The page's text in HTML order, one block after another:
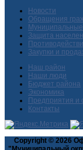
Новости
Обращения
Муниципальные
Защита
Закупки и
Наш район
Наши люди
Бюджет района
Экономика
Предприятия и
Контакты
Copyright © 2026